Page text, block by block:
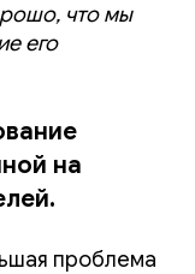
что мы
его
на
проблема